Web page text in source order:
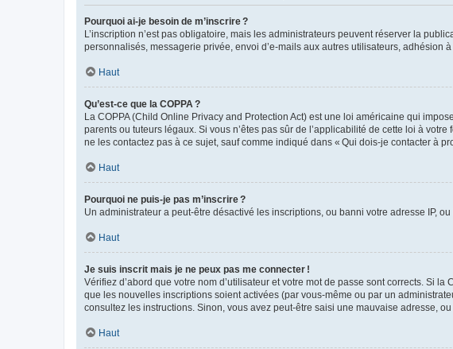
Pourquoi ai-je besoin de m’inscrire ?
L’inscription n’est pas obligatoire, mais les administrateurs peuvent réserver la
personnalisés, messagerie privée, envoi d’e-mails aux autres utilisateurs, adhésion
Haut
Qu’est-ce que la COPPA ?
La COPPA (Child Online Privacy and Protection Act) est une loi américaine qui
parents ou tuteurs légaux. Si vous n’êtes pas sûr de l’applicabilité de cette loi à
ne les contactez pas à ce sujet, sauf comme indiqué dans « Qui dois-je contacter à
Haut
Pourquoi ne puis-je pas m’inscrire ?
Un administrateur a peut-être désactivé les inscriptions, ou banni votre adresse IP,
Haut
Je suis inscrit mais je ne peux pas me connecter !
Vérifiez d’abord que votre nom d’utilisateur et votre mot de passe sont corrects. Si
que les nouvelles inscriptions soient activées (par vous-même ou par un
consultez les instructions. Sinon, vous avez peut-être saisi une mauvaise adresse,
Haut